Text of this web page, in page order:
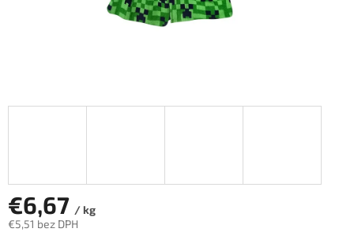
€6,67 / kg
€5,51 bez DPH